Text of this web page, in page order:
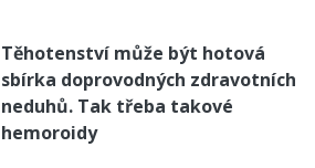
Těhotenství může být hotová
sbírka doprovodných zdravotních
neduhů. Tak třeba takové
hemoroidy